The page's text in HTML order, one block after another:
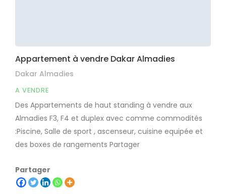
Appartement à vendre Dakar Almadies
Dakar Almadies
A VENDRE
Des Appartements de haut standing à vendre aux
Almadies F3, F4 et duplex avec comme commodités
:Piscine, Salle de sport , ascenseur, cuisine equipée et
des boxes de rangements Partager
Partager